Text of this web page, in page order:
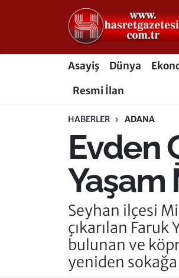
Asayiş Dünya
Resmi İlan
HABERLER ADANA
Evden
Yaşam
Seyhan ilçesi
çıkarılan
bulunan ve
yeniden
Osmaniye Nöbetçi Eczaneler
Osmaniye Hava Durumu
Süper Lig Puan Durumu ve
Tüm Manşetler
Son Dakika Haberleri
Haber Arşivi